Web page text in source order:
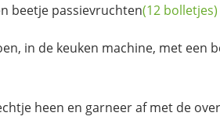
beetje passievruchten(12 bolletjes)
in de keuken machine, met een
heen en garneer af met de